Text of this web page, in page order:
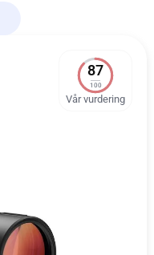
87
100
Vår vurdering